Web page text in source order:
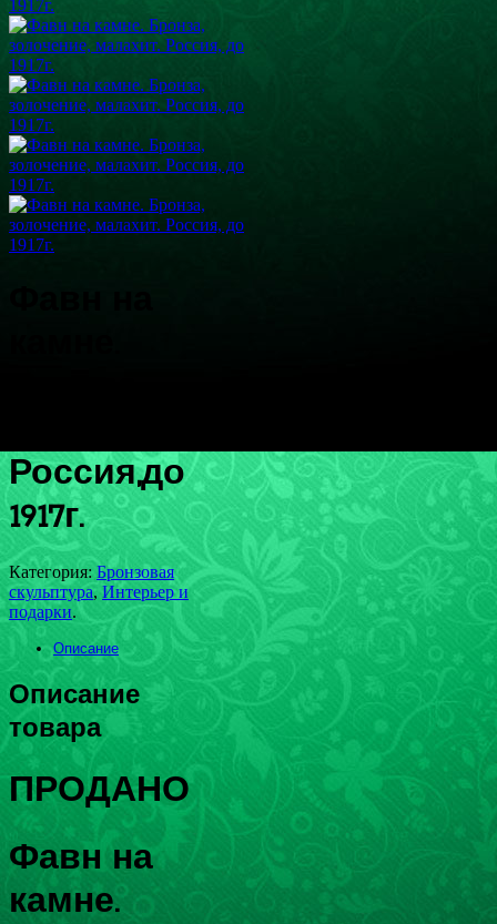
Россия,до
1917г.
Категория: Бронзовая
скульптура, Интерьер и
подарки.
Описание
Описание
товара
ПРОДАНО
Фавн на
камне.